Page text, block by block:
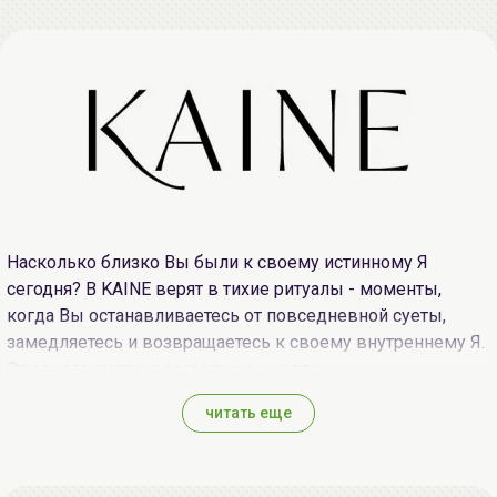
Насколько близко Вы были к своему истинному Я
сегодня? В KAINE верят в тихие ритуалы - моменты,
когда Вы останавливаетесь от повседневной суеты,
замедляетесь и возвращаетесь к своему внутреннему Я.
ферментированного чая, до глубокого вдоха целебного
гриба - KAINE заботится о Вашей коже в гармонии с
читать еще